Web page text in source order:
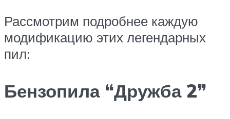
Рассмотрим подробнее каждую
модификацию этих легендарных
пил:
Бензопила “Дружба 2”